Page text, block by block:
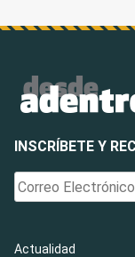
INSCRÍBETE Y
Actualidad